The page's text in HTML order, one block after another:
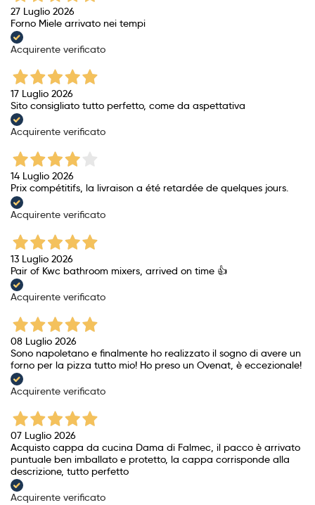
27 Luglio 2026
Forno Miele arrivato nei tempi
Acquirente verificato
17 Luglio 2026
Sito consigliato tutto perfetto, come da aspettativa
Acquirente verificato
14 Luglio 2026
Prix ​​compétitifs, la livraison a été retardée de quelques jours.
Acquirente verificato
13 Luglio 2026
Pair of Kwc bathroom mixers, arrived on time 👍
Acquirente verificato
08 Luglio 2026
Sono napoletano e finalmente ho realizzato il sogno di avere un
forno per la pizza tutto mio! Ho preso un Ovenat, è eccezionale!
Acquirente verificato
07 Luglio 2026
Acquisto cappa da cucina Dama di Falmec, il pacco è arrivato
puntuale ben imballato e protetto, la cappa corrisponde alla
descrizione, tutto perfetto
Acquirente verificato